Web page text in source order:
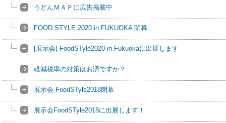
うどんＭＡＰに広告掲載中
FOOD STYLE 2020 in FUKUOKA 閉幕
[展示会] FoodSTyle2020 in Fukuokaに出展します
軽減税率の対策はお済ですか？
展示会 FoodSTyle2018閉幕
展示会FoodSTyle2018に出展します！